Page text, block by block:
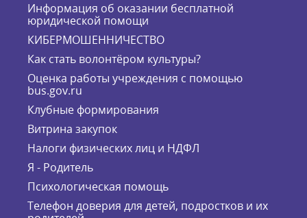
Информация об оказании бесплатной
юридической помощи
КИБЕРМОШЕННИЧЕСТВО
Как стать волонтёром культуры?
Оценка работы учреждения с помощью
bus.gov.ru
Клубные формирования
Витрина закупок
Налоги физических лиц и НДФЛ
Я - Родитель
Психологическая помощь
Телефон доверия для детей, подростков и их